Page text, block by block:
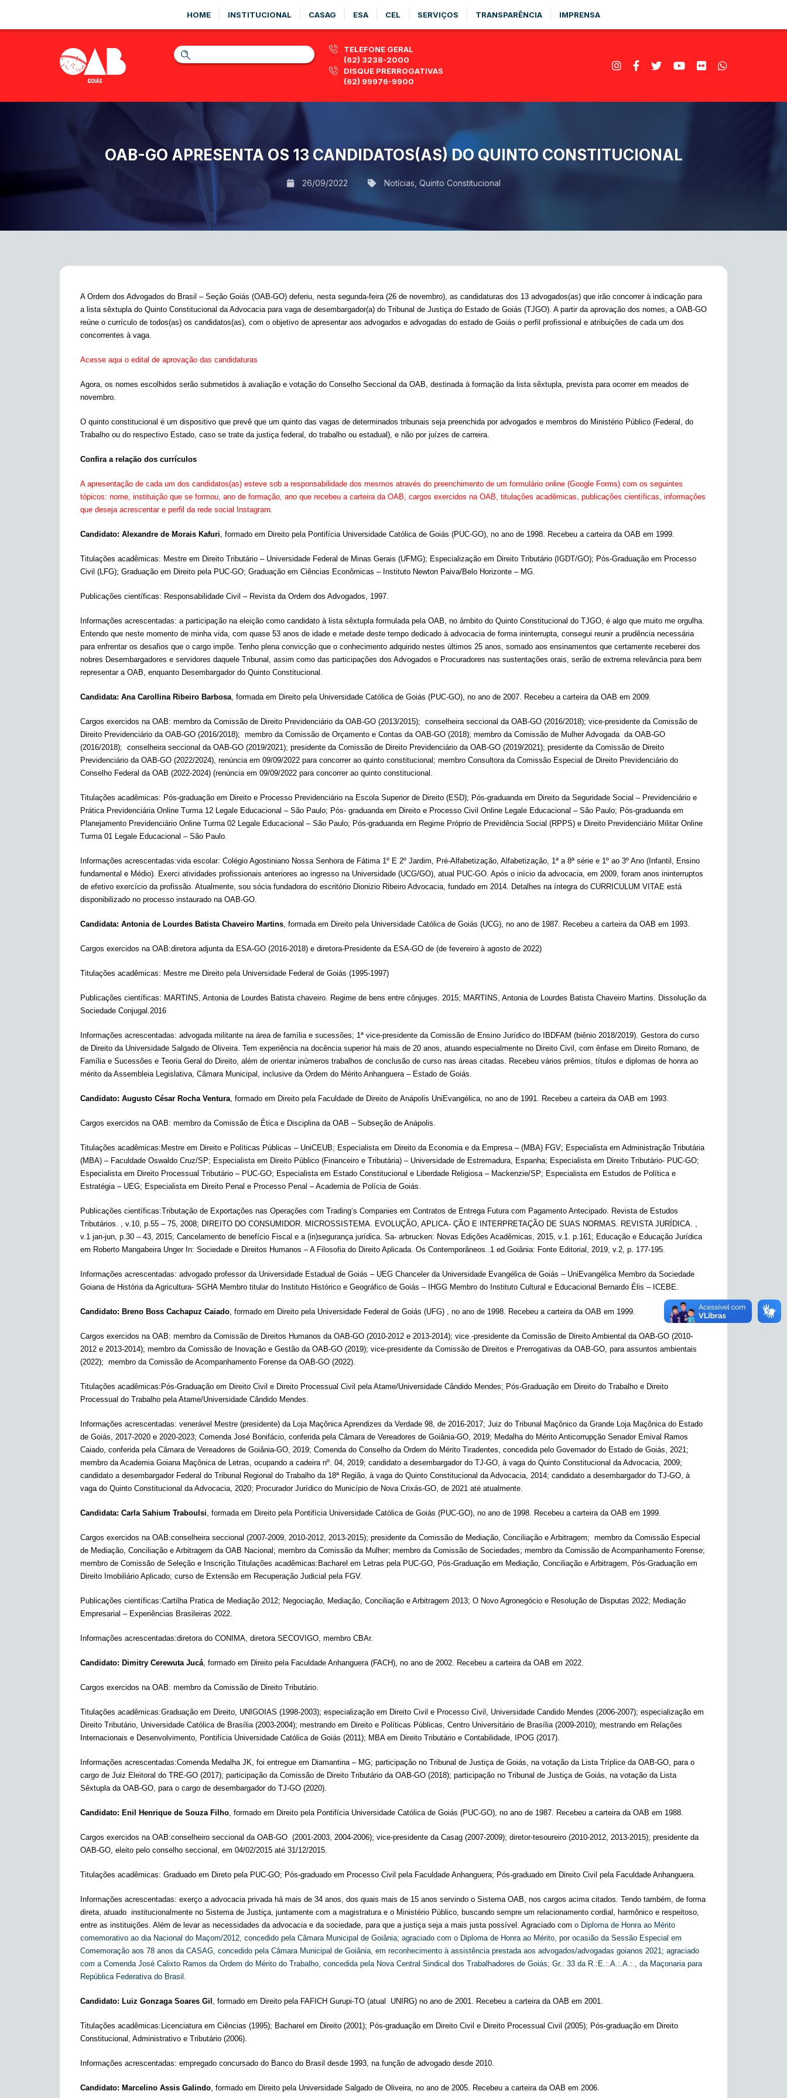
HOME INSTITUCIONAL CASAG ESA CEL SERVIÇOS TRANSPARÊNCIA IMPRENSA
TELEFONE GERAL
(62) 3238-2000
DISQUE PRERROGATIVAS
(62) 99976-9900
OAB-GO APRESENTA OS 13 CANDIDATOS(AS) DO QUINTO CONSTITUCIONAL
26/09/2022 Notícias Quinto Constitucional
A Ordem dos Advogados do Brasil – Seção Goiás (OAB-GO) deferiu, nesta segunda-feira (26 de novembro), as candidaturas dos 13 advogados(as) que irão concorrer à indicação para
a lista sêxtupla do Quinto Constitucional da Advocacia para vaga de desembargador(a) do Tribunal de Justiça do Estado de Goiás (TJGO). A partir da aprovação dos nomes, a OAB-GO
reúne o currículo de todos(as) os candidatos(as), com o objetivo de apresentar aos advogados e advogadas do estado de Goiás o perfil profissional e atribuições de cada um dos
concorrentes à vaga.
Acesse aqui o edital de aprovação das candidaturas
Agora, os nomes escolhidos serão submetidos à avaliação e votação do Conselho Seccional da OAB, destinada à formação da lista sêxtupla, prevista para ocorrer em meados de
novembro.
O quinto constitucional é um dispositivo que prevê que um quinto das vagas de determinados tribunais seja preenchida por advogados e membros do Ministério Público (Federal, do
Trabalho ou do respectivo Estado, caso se trate da justiça federal, do trabalho ou estadual), e não por juízes de carreira.
Confira a relação dos currículos
A apresentação de cada um dos candidatos(as) esteve sob a responsabilidade dos mesmos através do preenchimento de um formulário online (Google Forms) com os seguintes
tópicos: nome, instituição que se formou, ano de formação, ano que recebeu a carteira da OAB, cargos exercidos na OAB, titulações acadêmicas, publicações científicas, informações
que deseja acrescentar e perfil da rede social Instagram.
Candidato: Alexandre de Morais Kafuri, formado em Direito pela Pontifícia Universidade Católica de Goiás (PUC-GO), no ano de 1998. Recebeu a carteira da OAB em 1999.
Titulações acadêmicas: Mestre em Direito Tributário – Universidade Federal de Minas Gerais (UFMG); Especialização em Direito Tributário (IGDT/GO); Pós-Graduação em Processo
Civil (LFG); Graduação em Direito pela PUC-GO; Graduação em Ciências Econômicas – Instituto Newton Paiva/Belo Horizonte – MG.
Publicações científicas: Responsabilidade Civil – Revista da Ordem dos Advogados, 1997.
Informações acrescentadas: a participação na eleição como candidato à lista sêxtupla formulada pela OAB, no âmbito do Quinto Constitucional do TJGO, é algo que muito me orgulha.
Entendo que neste momento de minha vida, com quase 53 anos de idade e metade deste tempo dedicado à advocacia de forma ininterrupta, consegui reunir a prudência necessária
para enfrentar os desafios que o cargo impõe. Tenho plena convicção que o conhecimento adquirido nestes últimos 25 anos, somado aos ensinamentos que certamente receberei dos
nobres Desembargadores e servidores daquele Tribunal, assim como das participações dos Advogados e Procuradores nas sustentações orais, serão de extrema relevância para bem
representar a OAB, enquanto Desembargador do Quinto Constitucional.
Candidata: Ana Carollina Ribeiro Barbosa, formada em Direito pela Universidade Católica de Goiás (PUC-GO), no ano de 2007. Recebeu a carteira da OAB em 2009.
Cargos exercidos na OAB: membro da Comissão de Direito Previdenciário da OAB-GO (2013/2015); conselheira seccional da OAB-GO (2016/2018); vice-presidente da Comissão de
Direito Previdenciário da OAB-GO (2016/2018); membro da Comissão de Orçamento e Contas da OAB-GO (2018); membro da Comissão de Mulher Advogada da OAB-GO
(2016/2018); conselheira seccional da OAB-GO (2019/2021); presidente da Comissão de Direito Previdenciário da OAB-GO (2019/2021); presidente da Comissão de Direito
Previdenciário da OAB-GO (2022/2024), renúncia em 09/09/2022 para concorrer ao quinto constitucional; membro Consultora da Comissão Especial de Direito Previdenciário do
Conselho Federal da OAB (2022-2024) (renúncia em 09/09/2022 para concorrer ao quinto constitucional.
Titulações acadêmicas: Pós-graduação em Direito e Processo Previdenciário na Escola Superior de Direito (ESD); Pós-graduanda em Direito da Seguridade Social – Previdenciário e
Prática Previdenciária Online Turma 12 Legale Educacional – São Paulo; Pós- graduanda em Direito e Processo Civil Online Legale Educacional – São Paulo; Pós-graduanda em
Planejamento Previdenciário Online Turma 02 Legale Educacional – São Paulo; Pós-graduanda em Regime Próprio de Previdência Social (RPPS) e Direito Previdenciário Militar Online
Turma 01 Legale Educacional – São Paulo.
Informações acrescentadas:vida escolar: Colégio Agostiniano Nossa Senhora de Fátima 1º E 2º Jardim, Pré-Alfabetização, Alfabetização, 1ª a 8ª série e 1º ao 3º Ano (Infantil, Ensino
fundamental e Médio). Exerci atividades profissionais anteriores ao ingresso na Universidade (UCG/GO), atual PUC-GO. Após o início da advocacia, em 2009, foram anos ininterruptos
de efetivo exercício da profissão. Atualmente, sou sócia fundadora do escritório Dionizio Ribeiro Advocacia, fundado em 2014. Detalhes na íntegra do CURRICULUM VITAE está
disponibilizado no processo instaurado na OAB-GO.
Candidata: Antonia de Lourdes Batista Chaveiro Martins, formada em Direito pela Universidade Católica de Goiás (UCG), no ano de 1987. Recebeu a carteira da OAB em 1993.
Cargos exercidos na OAB:diretora adjunta da ESA-GO (2016-2018) e diretora-Presidente da ESA-GO de (de fevereiro à agosto de 2022)
Titulações acadêmicas: Mestre me Direito pela Universidade Federal de Goiás (1995-1997)
Publicações científicas: MARTINS, Antonia de Lourdes Batista chaveiro. Regime de bens entre cônjuges. 2015; MARTINS, Antonia de Lourdes Batista Chaveiro Martins. Dissolução da
Sociedade Conjugal.2016
Informações acrescentadas: advogada militante na área de família e sucessões; 1ª vice-presidente da Comissão de Ensino Jurídico do IBDFAM (biênio 2018/2019). Gestora do curso
de Direito da Universidade Salgado de Oliveira. Tem experiência na docência superior há mais de 20 anos, atuando especialmente no Direito Civil, com ênfase em Direito Romano, de
Família e Sucessões e Teoria Geral do Direito, além de orientar inúmeros trabalhos de conclusão de curso nas áreas citadas. Recebeu vários prêmios, títulos e diplomas de honra ao
mérito da Assembleia Legislativa, Câmara Municipal, inclusive da Ordem do Mérito Anhanguera – Estado de Goiás.
Candidato: Augusto César Rocha Ventura, formado em Direito pela Faculdade de Direito de Anápolis UniEvangélica, no ano de 1991. Recebeu a carteira da OAB em 1993.
Cargos exercidos na OAB: membro da Comissão de Ética e Disciplina da OAB – Subseção de Anápolis.
Titulações acadêmicas:Mestre em Direito e Políticas Públicas – UniCEUB; Especialista em Direito da Economia e da Empresa – (MBA) FGV; Especialista em Administração Tributária
(MBA) – Faculdade Oswaldo Cruz/SP; Especialista em Direito Público (Financeiro e Tributária) – Universidade de Estremadura, Espanha; Especialista em Direito Tributário- PUC-GO;
Especialista em Direito Processual Tributário – PUC-GO; Especialista em Estado Constitucional e Liberdade Religiosa – Mackenzie/SP; Especialista em Estudos de Política e
Estratégia – UEG; Especialista em Direito Penal e Processo Penal – Academia de Polícia de Goiás.
Publicações científicas:Tributação de Exportações nas Operações com Trading’s Companies em Contratos de Entrega Futura com Pagamento Antecipado. Revista de Estudos
Tributários. , v.10, p.55 – 75, 2008; DIREITO DO CONSUMIDOR. MICROSSISTEMA. EVOLUÇÃO, APLICA- ÇÃO E INTERPRETAÇÃO DE SUAS NORMAS. REVISTA JURÍDICA. ,
v.1 jan-jun, p.30 – 43, 2015; Cancelamento de benefício Fiscal e a (in)segurança jurídica. Sa- arbrucken: Novas Edições Acadêmicas, 2015, v.1. p.161; Educação e Educação Jurídica
em Roberto Mangabeira Unger In: Sociedade e Direitos Humanos – A Filosofia do Direito Aplicada. Os Contemporâneos..1 ed.Goiânia: Fonte Editorial, 2019, v.2, p. 177-195.
Informações acrescentadas: advogado professor da Universidade Estadual de Goiás – UEG Chanceler da Universidade Evangélica de Goiás – UniEvangélica Membro da Sociedade
Goiana de História da Agricultura- SGHA Membro titular do Instituto Histórico e Geográfico de Goiás – IHGG Membro do Instituto Cultural e Educacional Bernardo Élis – ICEBE.
Candidato: Breno Boss Cachapuz Caiado, formado em Direito pela Universidade Federal de Goiás (UFG) , no ano de 1998. Recebeu a carteira da OAB em 1999.
Cargos exercidos na OAB: membro da Comissão de Direitos Humanos da OAB-GO (2010-2012 e 2013-2014); vice -presidente da Comissão de Direito Ambiental da OAB-GO (2010-
2012 e 2013-2014); membro da Comissão de Inovação e Gestão da OAB-GO (2019); vice-presidente da Comissão de Direitos e Prerrogativas da OAB-GO, para assuntos ambientais
(2022); membro da Comissão de Acompanhamento Forense da OAB-GO (2022).
Titulações acadêmicas:Pós-Graduação em Direito Civil e Direito Processual Civil pela Atame/Universidade Cândido Mendes; Pós-Graduação em Direito do Trabalho e Direito
Processual do Trabalho pela Atame/Universidade Cândido Mendes.
Informações acrescentadas: venerável Mestre (presidente) da Loja Maçônica Aprendizes da Verdade 98, de 2016-2017; Juiz do Tribunal Maçônico da Grande Loja Maçônica do Estado
de Goiás, 2017-2020 e 2020-2023; Comenda José Bonifácio, conferida pela Câmara de Vereadores de Goiânia-GO, 2019; Medalha do Mérito Anticorrupção Senador Emival Ramos
Caiado, conferida pela Câmara de Vereadores de Goiânia-GO, 2019; Comenda do Conselho da Ordem do Mérito Tiradentes, concedida pelo Governador do Estado de Goiás, 2021;
membro da Academia Goiana Maçônica de Letras, ocupando a cadeira nº. 04, 2019; candidato a desembargador do TJ-GO, à vaga do Quinto Constitucional da Advocacia, 2009;
candidato a desembargador Federal do Tribunal Regional do Trabalho da 18ª Região, à vaga do Quinto Constitucional da Advocacia, 2014; candidato a desembargador do TJ-GO, à
vaga do Quinto Constitucional da Advocacia, 2020; Procurador Jurídico do Município de Nova Crixás-GO, de 2021 até atualmente.
Candidata: Carla Sahium Traboulsi, formada em Direito pela Pontifícia Universidade Católica de Goiás (PUC-GO), no ano de 1998. Recebeu a carteira da OAB em 1999.
Cargos exercidos na OAB:conselheira seccional (2007-2009, 2010-2012, 2013-2015); presidente da Comissão de Mediação, Conciliação e Arbitragem; membro da Comissão Especial
de Mediação, Conciliação e Arbitragem da OAB Nacional; membro da Comissão da Mulher; membro da Comissão de Sociedades; membro da Comissão de Acompanhamento Forense;
membro de Comissão de Seleção e Inscrição.Titulações acadêmicas:Bacharel em Letras pela PUC-GO, Pós-Graduação em Mediação, Conciliação e Arbitragem, Pós-Graduação em
Direito Imobiliário Aplicado; curso de Extensão em Recuperação Judicial pela FGV.
Publicações científicas:Cartilha Pratica de Mediação 2012; Negociação, Mediação, Conciliação e Arbitragem 2013; O Novo Agronegócio e Resolução de Disputas 2022; Mediação
Empresarial – Experiências Brasileiras 2022.
Informações acrescentadas:diretora do CONIMA, diretora SECOVIGO, membro CBAr.
Candidato: Dimitry Cerewuta Jucá, formado em Direito pela Faculdade Anhanguera (FACH), no ano de 2002. Recebeu a carteira da OAB em 2022.
Cargos exercidos na OAB: membro da Comissão de Direito Tributário.
Titulações acadêmicas:Graduação em Direito, UNIGOIAS (1998-2003); especialização em Direito Civil e Processo Civil, Universidade Candido Mendes (2006-2007); especialização em
Direito Tributário, Universidade Católica de Brasília (2003-2004); mestrando em Direito e Políticas Públicas, Centro Universitário de Brasília (2009-2010); mestrando em Relações
Internacionais e Desenvolvimento, Pontifícia Universidade Católica de Goiás (2011); MBA em Direito Tributário e Contabilidade, IPOG (2017).
Informações acrescentadas:Comenda Medalha JK, foi entregue em Diamantina – MG; participação no Tribunal de Justiça de Goiás, na votação da Lista Tríplice da OAB-GO, para o
cargo de Juiz Eleitoral do TRE-GO (2017); participação da Comissão de Direito Tributário da OAB-GO (2018); participação no Tribunal de Justiça de Goiás, na votação da Lista
Sêxtupla da OAB-GO, para o cargo de desembargador do TJ-GO (2020).
Candidato: Enil Henrique de Souza Filho, formado em Direito pela Pontifícia Universidade Católica de Goiás (PUC-GO), no ano de 1987. Recebeu a carteira da OAB em 1988.
Cargos exercidos na OAB:conselheiro seccional da OAB-GO (2001-2003, 2004-2006); vice-presidente da Casag (2007-2009); diretor-tesoureiro (2010-2012, 2013-2015); presidente da
OAB-GO, eleito pelo conselho seccional, em 04/02/2015 até 31/12/2015.
Titulações acadêmicas: Graduado em Direto pela PUC-GO; Pós-graduado em Processo Civil pela Faculdade Anhanguera; Pós-graduado em Direito Civil pela Faculdade Anhanguera.
Informações acrescentadas: exerço a advocacia privada há mais de 34 anos, dos quais mais de 15 anos servindo o Sistema OAB, nos cargos acima citados. Tendo também, de forma
direta, atuado institucionalmente no Sistema de Justiça, juntamente com a magistratura e o Ministério Público, buscando sempre um relacionamento cordial, harmônico e respeitoso,
entre as instituições. Além de levar as necessidades da advocacia e da sociedade, para que a justiça seja a mais justa possível. Agraciado com o Diploma de Honra ao Mérito
comemorativo ao dia Nacional do Maçom/2012, concedido pela Câmara Municipal de Goiânia; agraciado com o Diploma de Honra ao Mérito, por ocasião da Sessão Especial em
Comemoração aos 78 anos da CASAG, concedido pela Câmara Municipal de Goiânia, em reconhecimento à assistência prestada aos advogados/advogadas goianos 2021; agraciado
com a Comenda José Calixto Ramos daOrdem do Mérito do Trabalho, concedida pela Nova Central Sindical dos Trabalhadores de Goiás; Gr.: 33 da R.:E.:.A.:.A.:., da Maçonaria para
República Federativa do Brasil.
Candidato: Luiz Gonzaga Soares Gil , formado em Direito pela FAFICH Gurupi-TO (atual UNIRG) no ano de 2001. Recebeu a carteira da OAB em 2001.
Titulações acadêmicas:Licenciatura em Ciências (1995); Bacharel em Direito (2001); Pós-graduação em Direito Civil e Direito Processual Civil (2005); Pós-graduação em Direito
Constitucional, Administrativo e Tributário (2006).
Informações acrescentadas: empregado concursado do Banco do Brasil desde 1993, na função de advogado desde 2010.
Candidato: Marcelino Assis Galindo, formado em Direito pela Universidade Salgado de Oliveira, no ano de 2005. Recebeu a carteira da OAB em 2006.